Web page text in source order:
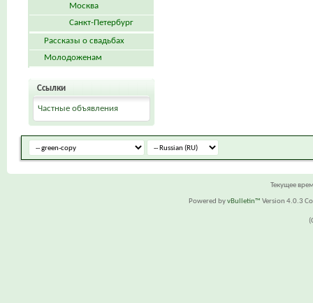
Москва
Санкт-Петербург
Рассказы о свадьбах
Молодоженам
Ссылки
Частные объявления
Текущее
Powered byvBulletin™ Version 4.0.3